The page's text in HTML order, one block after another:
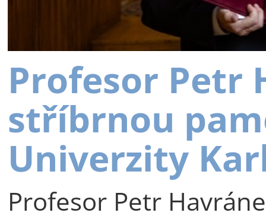
Profesor Petr
stříbrnou
Univerzity
Profesor Petr